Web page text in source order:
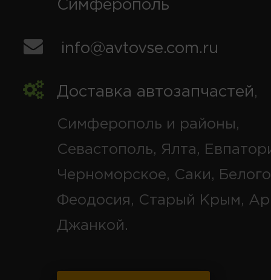
Симферополь
info@avtovse.com.ru
Доставка автозапчастей,
Симферополь и районы,
Севастополь, Ялта,
Черноморское, Саки,
Феодосия, Старый Крым,
Джанкой.